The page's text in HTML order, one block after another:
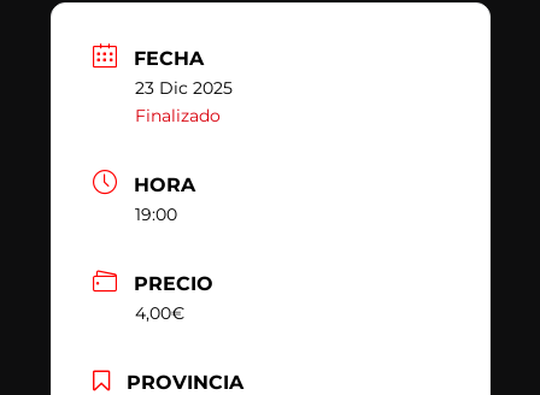
FECHA
23 Dic 2025
Finalizado
HORA
19:00
PRECIO
4,00€
PROVINCIA